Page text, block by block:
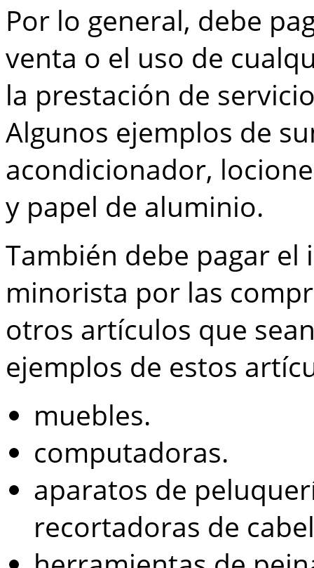
Por lo general, debe
venta o el uso de
la prestación de
Algunos ejemplos de
acondicionador,
y papel de aluminio.
También debe pagar
minorista por las
otros artículos que
ejemplos de estos
muebles.
computadoras.
aparatos de
recortadoras de